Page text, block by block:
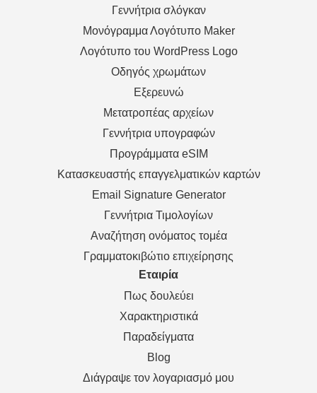
Γεννήτρια σλόγκαν
Μονόγραμμα Λογότυπο Maker
Λογότυπο του WordPress Logo
Οδηγός χρωμάτων
Εξερευνώ
Μετατροπέας αρχείων
Γεννήτρια υπογραφών
Προγράμματα eSIM
Κατασκευαστής επαγγελματικών καρτών
Email Signature Generator
Γεννήτρια Τιμολογίων
Αναζήτηση ονόματος τομέα
Γραμματοκιβώτιο επιχείρησης
Εταιρία
Πως δουλεύει
Χαρακτηριστικά
Παραδείγματα
Blog
Διάγραψε τον λογαριασμό μου